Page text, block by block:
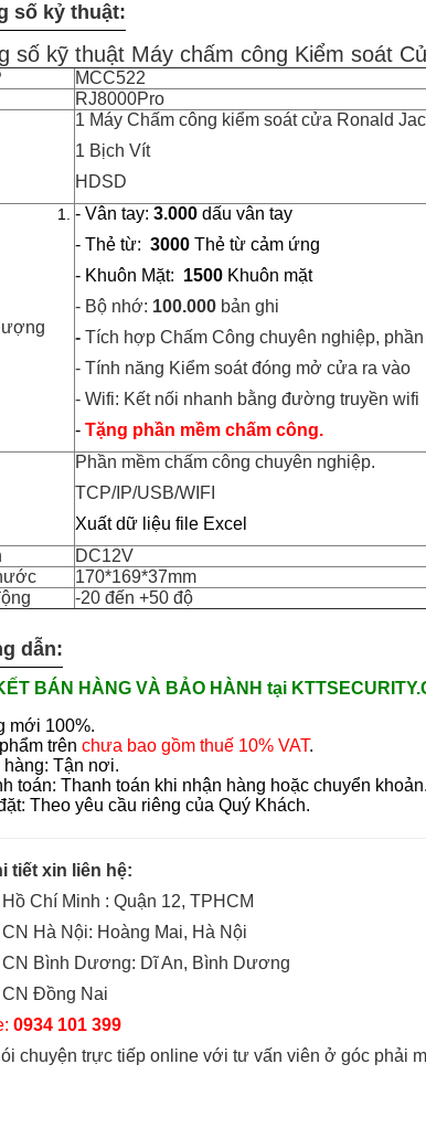
số kỷ thuật:
số kỹ thuật Máy chấm công Kiểm soát
MCC522
RJ8000Pro
1 Máy Chấm công kiểm soát cửa Ronald
1 Bịch Vít
HDSD
- Vân tay: 3.000dấu vân tay
- Thẻ từ: 3000Thẻ từ cảm ứng
- Khuôn Mặt: 1500 Khuôn mặt
- Bộ nhớ: 100.000bản ghi
- Tích hợp Chấm Công chuyên nghiệp,
- Tính năng Kiểm soát đóng mở cửa ra vào
- Wifi: Kết nối nhanh bằng đường truyền wifi
- Tặng phần mềm chấm công.
Phần mềm chấm công chuyên nghiệp.
TCP/IP/USB/WIFI
Xuất dữ liệu file Excel
DC12V
170*169*37mm
-20 đến +50 độ
dẫn:
BÁN HÀNG VÀ BẢO HÀNH tại
mới 100%.
trên chưa bao gồm thuế 10% VAT.
hàng: Tận nơi.
toán: Thanh toán khi nhận hàng hoặc chuyển khoản.
Theo yêu cầu riêng của Quý Khách.
tiết xin liên hệ:
Hồ Chí Minh : Quận 12, TPHCM
CN Hà Nội: Hoàng Mai, Hà Nội
CN Bình Dương: Dĩ An, Bình Dương
CN Đồng Nai
0934 101 399
chuyện trực tiếp online với tư vấn viên ở góc phải